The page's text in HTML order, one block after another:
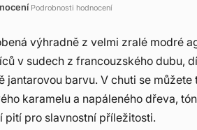
Podrobnosti hodnocení
výhradně z velmi zralé modré
v sudech z francouzského dubu,
jantarovou barvu. V chuti se můžete
karamelu a napáleného dřeva,
pití pro slavnostní příležitosti.